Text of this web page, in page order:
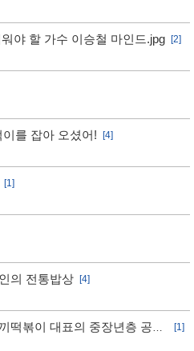
야 할 가수 이승철 마인드.jpg
[2]
를 잡아 오셨어!
[4]
[1]
의 전통밥상
[4]
떡볶이 대표의 중장년층 공략
[1]